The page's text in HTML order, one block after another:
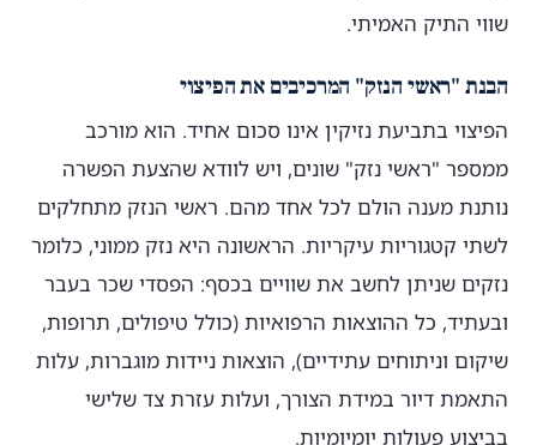
שווי התיק האמיתי.
הבנת "ראשי הנזק" המרכיבים את הפיצוי
הפיצוי בתביעת נזיקין אינו סכום אחיד. הוא מורכב
ממספר "ראשי נזק" שונים, ויש לוודא שהצעת הפשרה
נותנת מענה הולם לכל אחד מהם. ראשי הנזק מתחלקים
לשתי קטגוריות עיקריות. הראשונה היא נזק ממוני, כלומר
נזקים שניתן לחשב את שוויים בכסף: הפסדי שכר בעבר
ובעתיד, כל ההוצאות הרפואיות (כולל טיפולים, תרופות,
שיקום וניתוחים עתידיים), הוצאות ניידות מוגברות, עלות
התאמת דיור במידת הצורך, ועלות עזרת צד שלישי
בביצוע פעולות יומיומיות.